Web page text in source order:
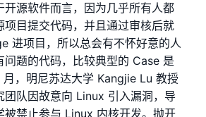
开源软件而言，因为几乎所有人都
项目提交代码，并且通过审核后就
进项目，所以总会有不怀好意的人
问题的代码，比较典型的 Case 是
，明尼苏达大学 Kangjie Lu 教授
团队因故意向 Linux 引入漏洞，导
被禁止参与 Linux 内核开发。抛开